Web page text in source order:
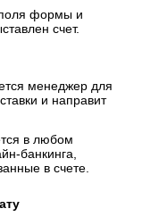
формы и
счет.
менеджер для
и направит
в любом
банкинга,
в счете.